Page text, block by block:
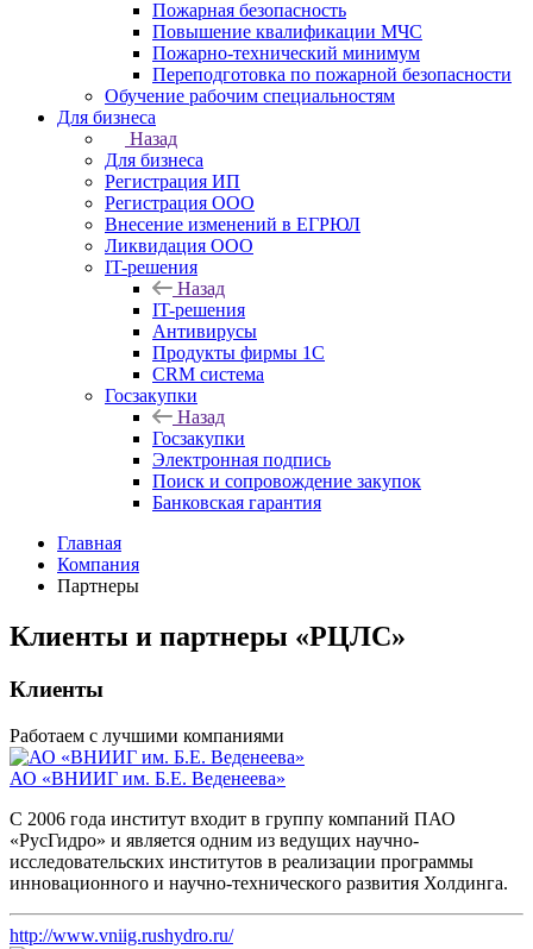
Пожарная безопасность
Повышение квалификации МЧС
Пожарно-технический минимум
Переподготовка по пожарной безопасности
Обучение рабочим специальностям
Для бизнеса
Назад
Для бизнеса
Регистрация ИП
Регистрация ООО
Внесение изменений в ЕГРЮЛ
Ликвидация ООО
IT-решения
Назад
IT-решения
Антивирусы
Продукты фирмы 1C
CRM система
Госзакупки
Назад
Госзакупки
Электронная подпись
Поиск и сопровождение закупок
Банковская гарантия
Главная
Компания
Партнеры
Клиенты и партнеры «РЦЛС»
Клиенты
Работаем с лучшими компаниями
АО «ВНИИГ им. Б.Е. Веденеева»
С 2006 года институт входит в группу компаний ПАО
«РусГидро» и является одним из ведущих научно-
исследовательских институтов в реализации программы
инновационного и научно-технического развития Холдинга.
http://www.vniig.rushydro.ru/